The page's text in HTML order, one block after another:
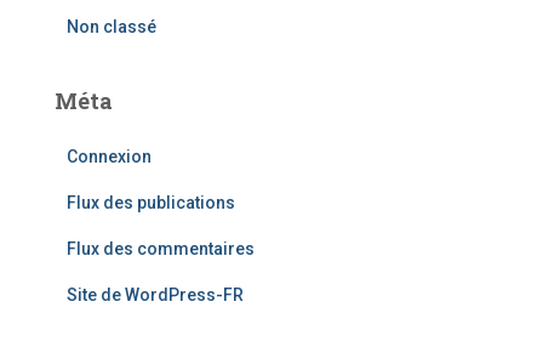
Non classé
Méta
Connexion
Flux des publications
Flux des commentaires
Site de WordPress-FR